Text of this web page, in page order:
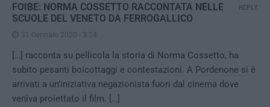
FOIBE: NORMA COSSETTO RACCONTATA NELLE
SCUOLE DEL VENETO DA FERROGALLICO
31 Gennaio 2020 - 3:24
[…] racconta su pellicola la storia di Norma Cossetto, ha
subito pesanti boicottaggi e contestazioni. A Pordenone si è
arrivati a un’iniziativa negazionista fuori dal cinema dove
veniva proiettato il film. […]
REPLY